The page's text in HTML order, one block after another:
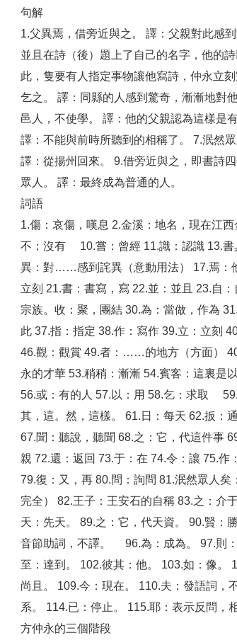
句解
1.父異焉，借旁近與之。 譯：父親對此感
並且在詩（後）題上了自己的名字，他的
此，隻要有人指定事物讓他寫詩，仲永立
乞之。 譯：同縣的人感到驚奇，漸漸地對
邑人，不使學。 譯：他的父親認為這樣是
譯：不能與前時所聽到的相稱了。 7.泯然
譯：從揚州回來。 9.借旁近與之，即書詩
眾人。 譯：最終成為普通的人。
詞語
1.傷：哀傷，嘆息 2.金溪：地名，現在江
不；沒有 10.嘗：曾經 11.識：認識 13.書
異：對……感到詫異（意動用法） 17.焉：
立刻 21.書：書寫，寫 22.並：並且 23.自
宗族。收：聚，團結 30.為：當做，作為
此 37.指：指定 38.作：寫作 39.立：立刻
46.觀：觀賞 49.者：……的地方（方面）
永的才華 53.稍稍：漸漸 54.賓客：這裏是
56.或：有的人 57.以：用 58.乞：求取
其，這。然，這樣。 61.日：每天 62.扳：
67.聞：聽說，聽聞 68.之：它，代這件事
親 72.還：返回 73.于：在 74.令：讓 75.
79.復：又，再 80.問：詢問 81.泯然眾人
完全） 82.王子：王安石的自稱 83.之：介
天：先天。 89.之：它，代天資。 90.賢：
音節助詞，不譯。 96.為：成為。 97.則
至：達到。 102.彼其：他。 103.如：像
尚且。 109.今：現在。 110.夫：發語詞，
系。 114.已：停止。 115.耶：表示反問，
方仲永的三個階段